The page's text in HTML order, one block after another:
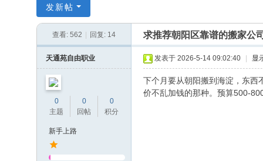
京
发新帖
查看: 562 回复: 14 求推荐朝阳区靠谱的搬家公司
天通苑自由职业
0
主题
0
回帖
0
积分
新手上路
发表于 2026-5-14 09:02:40 显
下个月要从朝阳搬到海淀，东西
价不乱加钱的那种。预算500-800